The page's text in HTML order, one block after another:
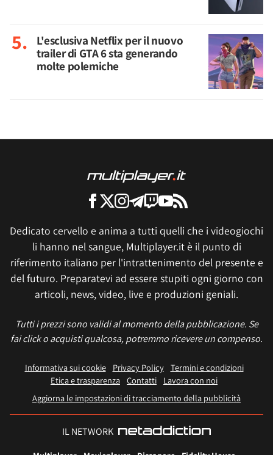
L'esclusiva Netflix per il nuovo
trailer di GTA 6 sta generando
molte polemiche
Dedicato cervello e anima a tutti quelli che i videogiochi
li hanno nel sangue, Multiplayer.it è il punto di
riferimento italiano per l'intrattenimento del presente e
del futuro. Preparatevi ad essere stupiti ogni giorno con
articoli, news, video, live e produzioni geniali.
Tutti i prezzi sono validi al momento della pubblicazione. Se
fai click o acquisti qualcosa, potremmo ricevere un compenso.
Informativa sui cookie Privacy Policy
Termini e condizioni
Etica e trasparenza Contatti
Lavora con noi
Aggiorna le impostazioni di tracciamento della pubblicità
IL NETWORK